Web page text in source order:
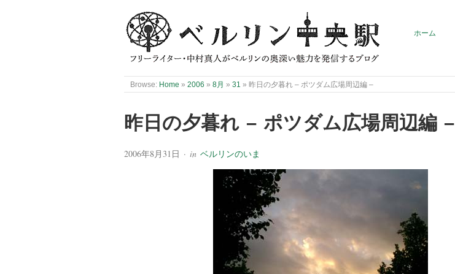
ホーム
Browse: Home » 2006 » 8月 » 31 » 昨日の夕暮れ – ポツダム広場周辺編 –
昨日の夕暮れ – ポツダム広場周辺編 –
2006年8月31日 · in ベルリンのいま